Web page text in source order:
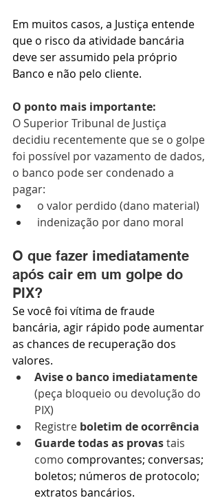
Em muitos casos, a Justiça entende
que o risco da atividade bancária
deve ser assumido pela próprio
Banco e não pelo cliente.
O ponto mais importante:
O Superior Tribunal de Justiça
decidiu recentemente que se o golpe
foi possível por vazamento de dados,
o banco pode ser condenado a
pagar:
o valor perdido (dano material)
indenização por dano moral
O que fazer imediatamente
após cair em um golpe do
PIX?
Se você foi vítima de fraude
bancária, agir rápido pode aumentar
as chances de recuperação dos
valores.
Avise o banco imediatamente
(peça bloqueio ou devolução do
PIX)
Registre boletim de ocorrência
Guarde todas as provas tais
como comprovantes; conversas;
boletos; números de protocolo;
extratos bancários.